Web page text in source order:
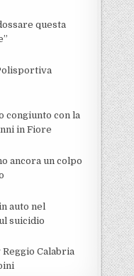
questa
congiunto con la
in Fiore
ancora un colpo
auto nel
suicidio
Calabria